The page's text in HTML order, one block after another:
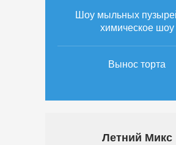
Шоу мыльных
химическое шоу
Вынос торта
Летний Микс